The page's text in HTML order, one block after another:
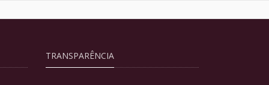
TRANSPARÊNCIA